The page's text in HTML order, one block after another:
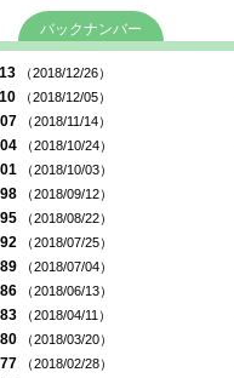
バックナンバー
（2018/12/26）
（2018/12/05）
（2018/11/14）
（2018/10/24）
（2018/10/03）
（2018/09/12）
（2018/08/22）
（2018/07/25）
（2018/07/04）
（2018/06/13）
（2018/04/11）
（2018/03/20）
（2018/02/28）